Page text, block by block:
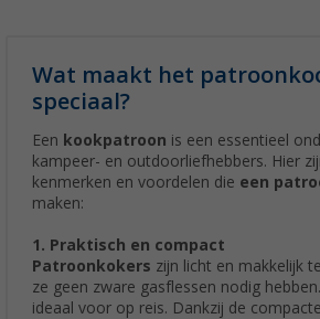
Wat maakt het
speciaal?
Een kookpatroon is een essentieel
kampeer- en outdoorliefhebbers. Hier
kenmerken en voordelen die een
maken:
1. Praktisch en compact
Patroonkokers zijn licht en makkelijk
ze geen zware gasflessen nodig
ideaal voor op reis. Dankzij de